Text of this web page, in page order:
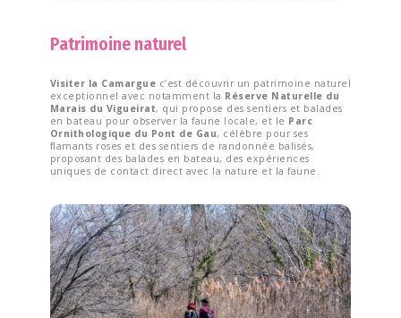
Patrimoine naturel
Visiter la Camargue c’est découvrir un patrimoine naturel
exceptionnel avec notamment la Réserve Naturelle du
Marais du Vigueirat, qui propose des sentiers et balades
en bateau pour observer la faune locale, et le Parc
Ornithologique du Pont de Gau, célèbre pour ses
flamants roses et des sentiers de randonnée balisés,
proposant des balades en bateau, des expériences
uniques de contact direct avec la nature et la faune.